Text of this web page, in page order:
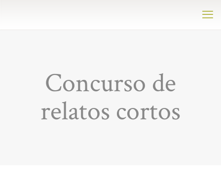
Concurso de
relatos cortos